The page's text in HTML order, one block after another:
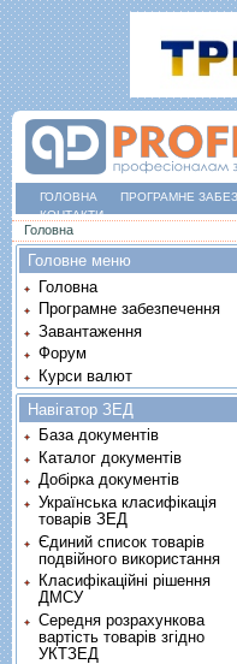
ГОЛОВНА ПРОГРАМНЕ
КОНТАКТИ
Ви є тут
Головна
Головне меню
Головна
Програмне забезпечення
Завантаження
Форум
Курси валют
Навігатор ЗЕД
База документів
Каталог документів
Добірка документів
Українська класифікація
товарів ЗЕД
Єдиний список товарів
подвійного використання
Класифікаційні рішення
ДМСУ
Середня розрахункова
вартість товарів згідно
УКТЗЕД